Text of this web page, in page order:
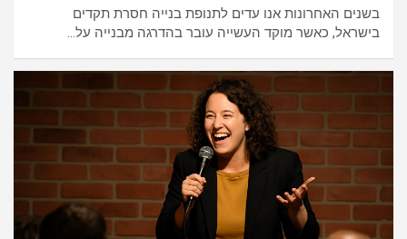
בשנים האחרונות אנו עדים לתנופת בנייה חסרת תקדים
בישראל, כאשר מוקד העשייה עובר בהדרגה מבנייה על…